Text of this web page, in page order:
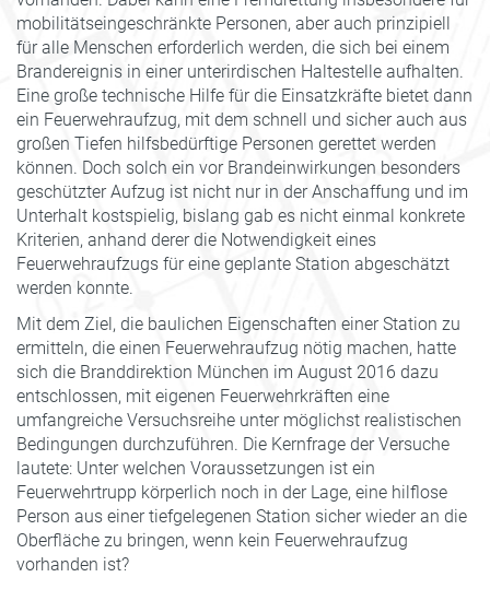
mobilitätseingeschränkte Personen, aber auch prinzipiell
für alle Menschen erforderlich werden, die sich bei einem
Brandereignis in einer unterirdischen Haltestelle aufhalten.
Eine große technische Hilfe für die Einsatzkräfte bietet dann
ein Feuerwehraufzug, mit dem schnell und sicher auch aus
großen Tiefen hilfsbedürftige Personen gerettet werden
können. Doch solch ein vor Brandeinwirkungen besonders
geschützter Aufzug ist nicht nur in der Anschaffung und im
Unterhalt kostspielig, bislang gab es nicht einmal konkrete
Kriterien, anhand derer die Notwendigkeit eines
Feuerwehraufzugs für eine geplante Station abgeschätzt
werden konnte.
Mit dem Ziel, die baulichen Eigenschaften einer Station zu
ermitteln, die einen Feuerwehraufzug nötig machen, hatte
sich die Branddirektion München im August 2016 dazu
entschlossen, mit eigenen Feuerwehrkräften eine
umfangreiche Versuchsreihe unter möglichst realistischen
Bedingungen durchzuführen. Die Kernfrage der Versuche
lautete: Unter welchen Voraussetzungen ist ein
Feuerwehrtrupp körperlich noch in der Lage, eine hilflose
Person aus einer tiefgelegenen Station sicher wieder an die
Oberfläche zu bringen, wenn kein Feuerwehraufzug
vorhanden ist?